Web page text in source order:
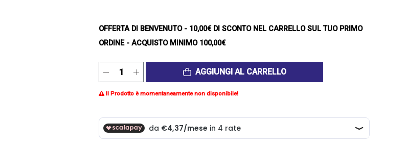
OFFERTA DI BENVENUTO- 10,00€ DI SCONTO NEL CARRELLO SUL TUO PRIMO
ORDINE - ACQUISTO MINIMO 100,00€
AGGIUNGI AL CARRELLO
Il Prodotto è momentaneamente non disponibile!